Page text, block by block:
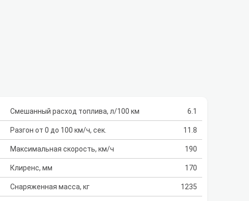
Смешанный расход топлива, л/100 км 6.1
Разгон от 0 до 100 км/ч, сек. 11.8
Максимальная скорость, км/ч 190
Клиренс, мм 170
Снаряженная масса, кг 1235